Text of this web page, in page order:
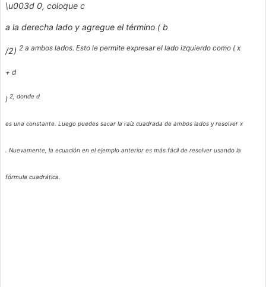
\u003d 0, coloque c
a la derecha lado y agregue el término (b
/2) 2 a ambos lados. Esto le permite expresar el lado izquierdo como (x
+ d
) 2, donde d
es una constante. Luego puedes sacar la raíz cuadrada de ambos lados y resolver x
. Nuevamente, la ecuación en el ejemplo anterior es más fácil de resolver usando la
fórmula cuadrática.